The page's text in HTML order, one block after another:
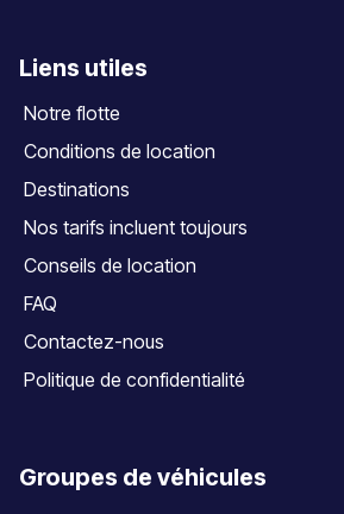
Liens utiles
Notre flotte
Conditions de location
Destinations
Nos tarifs incluent toujours
Conseils de location
FAQ
Contactez-nous
Politique de confidentialité
Groupes de véhicules